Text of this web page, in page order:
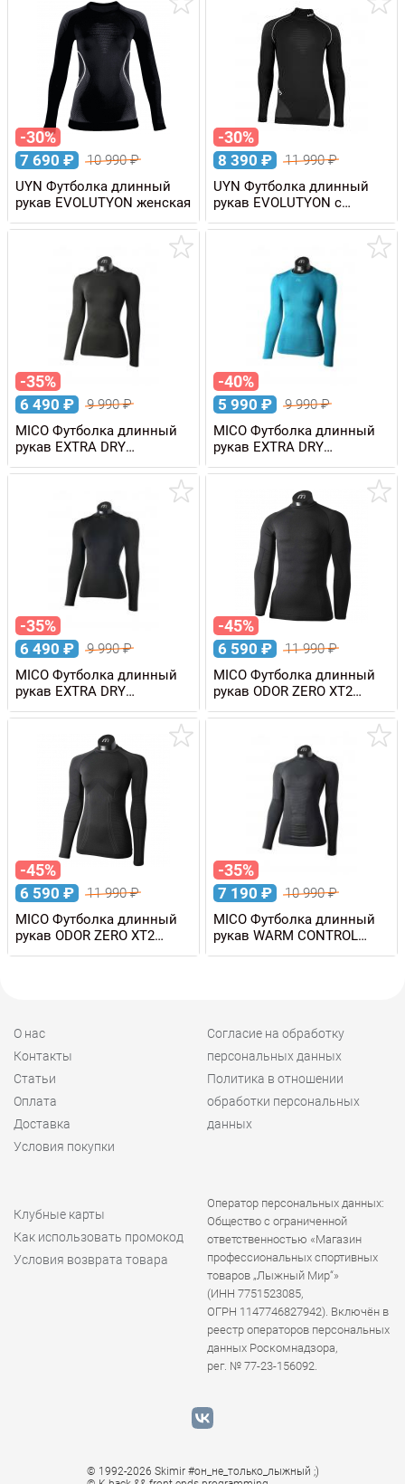
-30%
7 690 ₽ 10 990₽
UYN Футболка длинный
рукав EVOLUTYON женская
-30%
8 390 ₽ 11 990₽
UYN Футболка длинный
рукав EVOLUTYON с
высоким воротом,
мужская
-35%
6 490 ₽ 9 990₽
MICO Футболка длинный
рукав EXTRA DRY
SKINTECH женская
-40%
5 990 ₽ 9 990₽
MICO Футболка длинный
рукав EXTRA DRY
SKINTECH женская
-35%
6 490 ₽ 9 990₽
MICO Футболка длинный
рукав EXTRA DRY
SKINTECH с воротом,
женская
-45%
6 590 ₽ 11 990₽
MICO Футболка длинный
рукав ODOR ZERO XT2
SKINTECH мужская
-45%
6 590 ₽ 11 990₽
MICO Футболка длинный
рукав ODOR ZERO XT2
SKINTECH женская
-35%
7 190 ₽ 10 990₽
MICO Футболка длинный
рукав WARM CONTROL
SKINTECH женская
О нас
Контакты
Статьи
Оплата
Доставка
Условия покупки
Согласие на обработку
персональных данных
Политика в отношении
обработки персональных
данных
Клубные карты
Как использовать промокод
Условия возврата товара
Оператор персональных данных:
Общество с ограниченной
ответственностью «Магазин
профессиональных спортивных
товаров „Лыжный Мир“»
(ИНН 7751523085,
ОГРН 1147746827942). Включён в
реестр операторов персональных
данных Роскомнадзора,
рег. № 77-23-156092.
© 1992-2026 Skimir #он_не_только_лыжный ;)